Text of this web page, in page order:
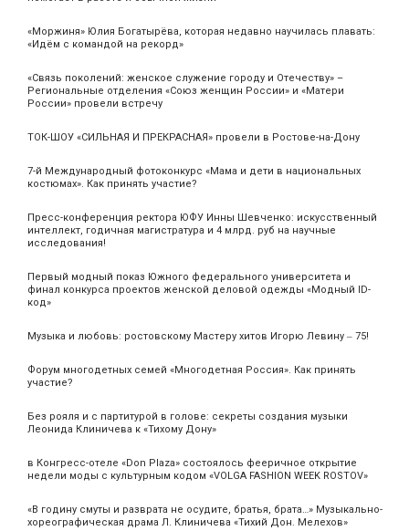
«Моржиня» Юлия Богатырёва, которая недавно научилась плавать:
«Идём с командой на рекорд»
«Связь поколений: женское служение городу и Отечеству» –
Региональные отделения «Союз женщин России» и «Матери
России» провели встречу
ТОК-ШОУ «СИЛЬНАЯ И ПРЕКРАСНАЯ» провели в Ростове-на-Дону
7-й Международный фотоконкурс «Мама и дети в национальных
костюмах». Как принять участие?
Пресс-конференция ректора ЮФУ Инны Шевченко: искусственный
интеллект, годичная магистратура и 4 млрд. руб на научные
исследования!
Первый модный показ Южного федерального университета и
финал конкурса проектов женской деловой одежды «Модный ID-
код»
Музыка и любовь: ростовскому Мастеру хитов Игорю Левину ‒ 75!
Форум многодетных семей «Многодетная Россия». Как принять
участие?
Без рояля и с партитурой в голове: секреты создания музыки
Леонида Клиничева к «Тихому Дону»
в Конгресс-отеле «Don Plaza» состоялось фееричное открытие
недели моды с культурным кодом «VOLGA FASHION WEEK ROSTOV»
«В годину смуты и разврата не осудите, братья, брата…» Музыкально-
хореографическая драма Л. Клиничева «Тихий Дон. Мелехов»